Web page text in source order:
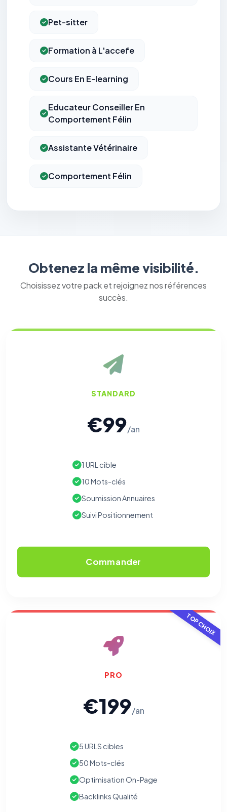
Pet-sitter
Formation à L'accefe
Cours En E-learning
Educateur Conseiller En
Comportement Félin
Assistante Vétérinaire
Comportement Félin
Obtenez la même visibilité.
Choisissez votre pack et rejoignez nos références
succès.
STANDARD
€99/an
1 URL cible
10 Mots-clés
Soumission Annuaires
Suivi Positionnement
Commander
TOP CHOIX
PRO
€199/an
5 URLS cibles
50 Mots-clés
Optimisation On-Page
Backlinks Qualité